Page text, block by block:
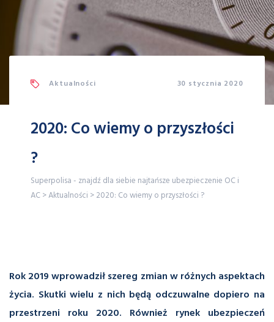
Aktualności 30 stycznia 2020
2020: Co wiemy o przyszłości
?
Superpolisa - znajdź dla siebie najtańsze ubezpieczenie OC i
AC >Aktualności >2020: Co wiemy o przyszłości ?
Rok 2019 wprowadził szereg zmian w różnych aspektach
życia. Skutki wielu z nich będą odczuwalne dopiero na
przestrzeni roku 2020. Również rynek ubezpieczeń